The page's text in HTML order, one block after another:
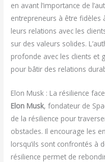
en avant l’importance de
entrepreneurs à être fidèles
leurs relations avec les
sur des valeurs solides.
profonde avec les clients et
pour bâtir des relations
Elon Musk : La résilience
Elon Musk, fondateur de
de la résilience pour
obstacles. Il encourage les
lorsqu’ils sont confrontés à
résilience permet de